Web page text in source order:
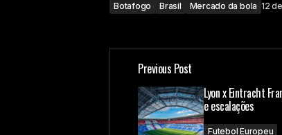
Botafogo Brasil Mercado da bola 12
Previous Post
Lyon x Eintracht
e escalações
Futebol Europeu